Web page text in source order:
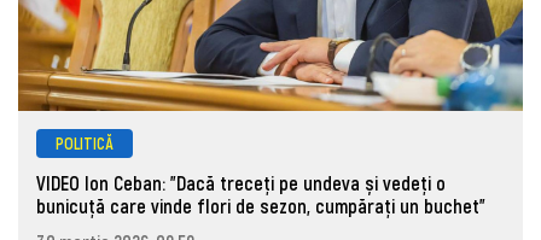
POLITICĂ
VIDEO Ion Ceban: "Dacă treceți pe undeva și vedeți o
bunicuță care vinde flori de sezon, cumpărați un buchet"